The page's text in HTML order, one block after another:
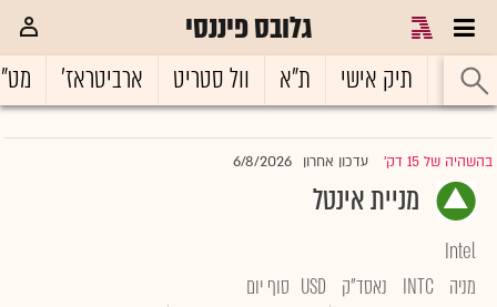
גלובס פיננסי
ראשי תיק אישי ת"א וול סטריט ארביטראז'
בהשהיה של 15 דק' |עדכון אחרון 6/8/2026
מניית אינטל
Intel
מניה INTC נאסד"ק USD סוף יום